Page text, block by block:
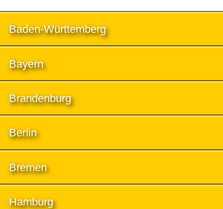
Baden-Württemberg
Bayern
Brandenburg
Berlin
Bremen
Hamburg